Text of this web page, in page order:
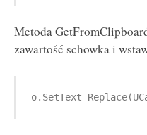
Metoda
zawartość schowka i
o.SetText